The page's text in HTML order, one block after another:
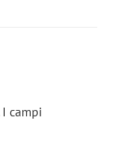
I campi